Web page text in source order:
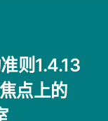
则1.4.13
点上的